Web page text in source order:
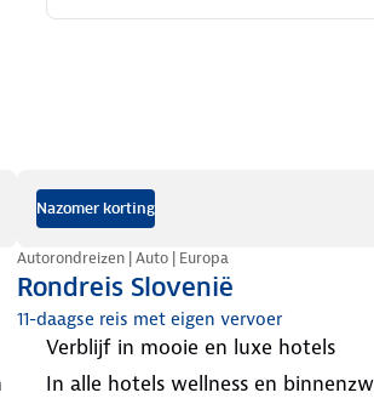
Nazomer korting
Rondreis Slovenië
Autorondreizen | Auto | Europa
11-daagse reis met eigen vervoer
verblijf in mooie en luxe hotels
in alle hotels wellness en